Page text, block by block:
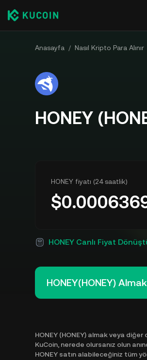
Anasayfa / Nasıl Kripto Para Alınır
HONEY
HONEY fiyatı (24 saatlik)
$
HONEY Canlı Fiyat
HONEY(HONEY)
HONEY (HONEY) almak veya
KuCoin, nerede olursanız olun
HONEY satın alabileceğiniz tüm